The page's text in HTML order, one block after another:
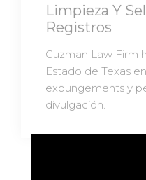
Limpieza Y
Registros
Guzman Law Firm
Estado de Texas
expungements y
divulgación.